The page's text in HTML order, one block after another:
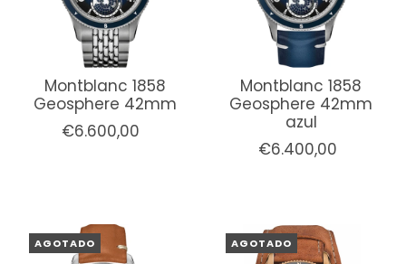
Montblanc 1858
Geosphere 42mm
€6.600,00
Montblanc 1858
Geosphere 42mm
azul
€6.400,00
AGOTADO AGOTADO